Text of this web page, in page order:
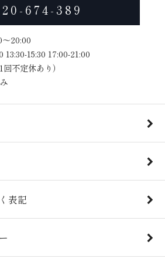
674-389
20:00
13:30-15:30 17:00-21:00
不定休あり）
表記